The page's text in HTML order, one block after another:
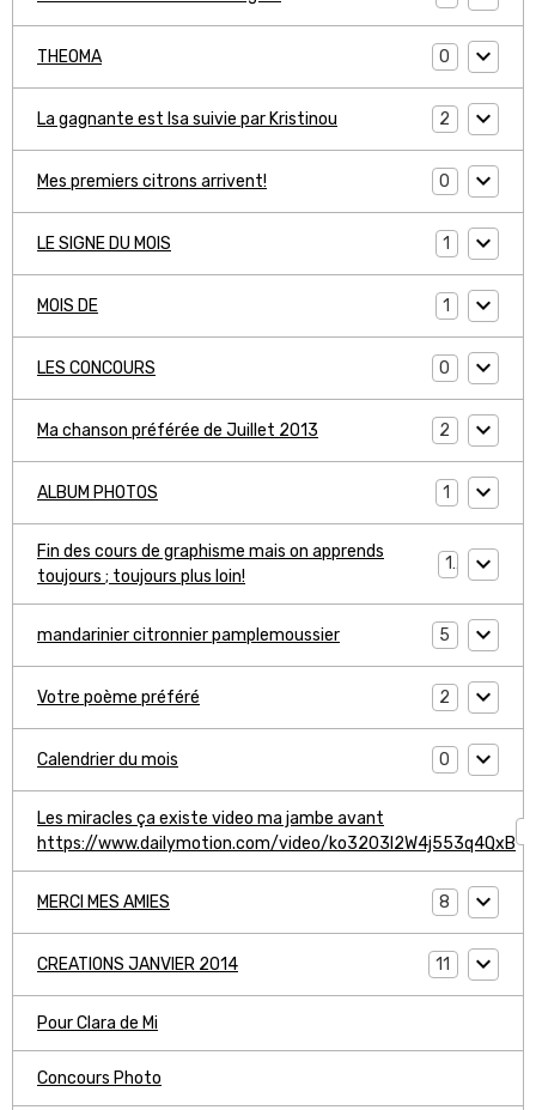
THEOMA 0
La gagnante est Isa suivie par Kristinou 2
Mes premiers citrons arrivent! 0
LE SIGNE DU MOIS 1
MOIS DE 1
LES CONCOURS 0
Ma chanson préférée de Juillet 2013 2
ALBUM PHOTOS 1
Fin des cours de graphisme mais on apprends
toujours ; toujours plus loin!
1
mandarinier citronnier pamplemoussier 5
Votre poème préféré 2
Calendrier du mois 0
Les miracles ça existe video ma jambe avant
https://www.dailymotion.com/video/ko3203l2W4j553q4QxB
MERCI MES AMIES 8
CREATIONS JANVIER 2014 11
Pour Clara de Mi
Concours Photo